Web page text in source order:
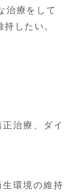
治療をして
したい。
治療、ダイ
生環境の維持